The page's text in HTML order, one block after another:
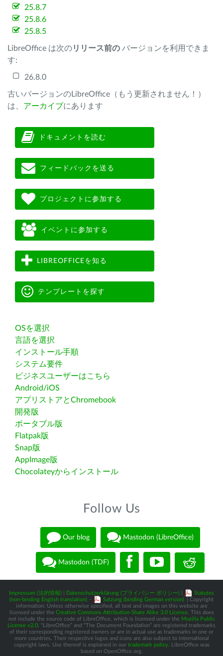
25.8.7
25.8.6
25.8.5
LibreOffice は次のリリース前の バージョンを利用できま
す:
26.8.0
古いバージョンのLibreOffice（もう更新されません！）
は、 アーカイブにあります
ドキュメントを読む
フィードバックを送る
プロジェクトに参加する
イベントに参加する
LIBREOFFICEを知る
テンプレートを探す
OSを選択
言語を選択
インストール手順
システム要件
ビジネスユーザーはこちら
Android/iOS
アプリストアとChromebook
開発版
ポータブル版
Flatpak版
Snap版
AppImage版
Chocolateyからインストール
Follow Us
Our blog Mastodon (LibreOffice)
Mastodon (TDF)
Impressum (法的情報) Datenschutzerklärung (プライバシー ポリシー)
Statutes
(non-binding English translation) - Satzung (binding German version)
| Copyright
information: Unless otherwise specified, all text and images on this website are
licensed under the Creative Commons Attribution-Share Alike 3.0 License. This does
not include the source code of LibreOffice, which is licensed under the Mozilla Public
License v2.0 . “LibreOffice” and “The Document Foundation” are registered trademarks
of their corresponding registered owners or are in actual use as trademarks in one or
more countries. Their respective logos and icons are also subject to international
copyright laws. Use thereof is explained in our trademark policy. LibreOffice was
based on OpenOffice.org.